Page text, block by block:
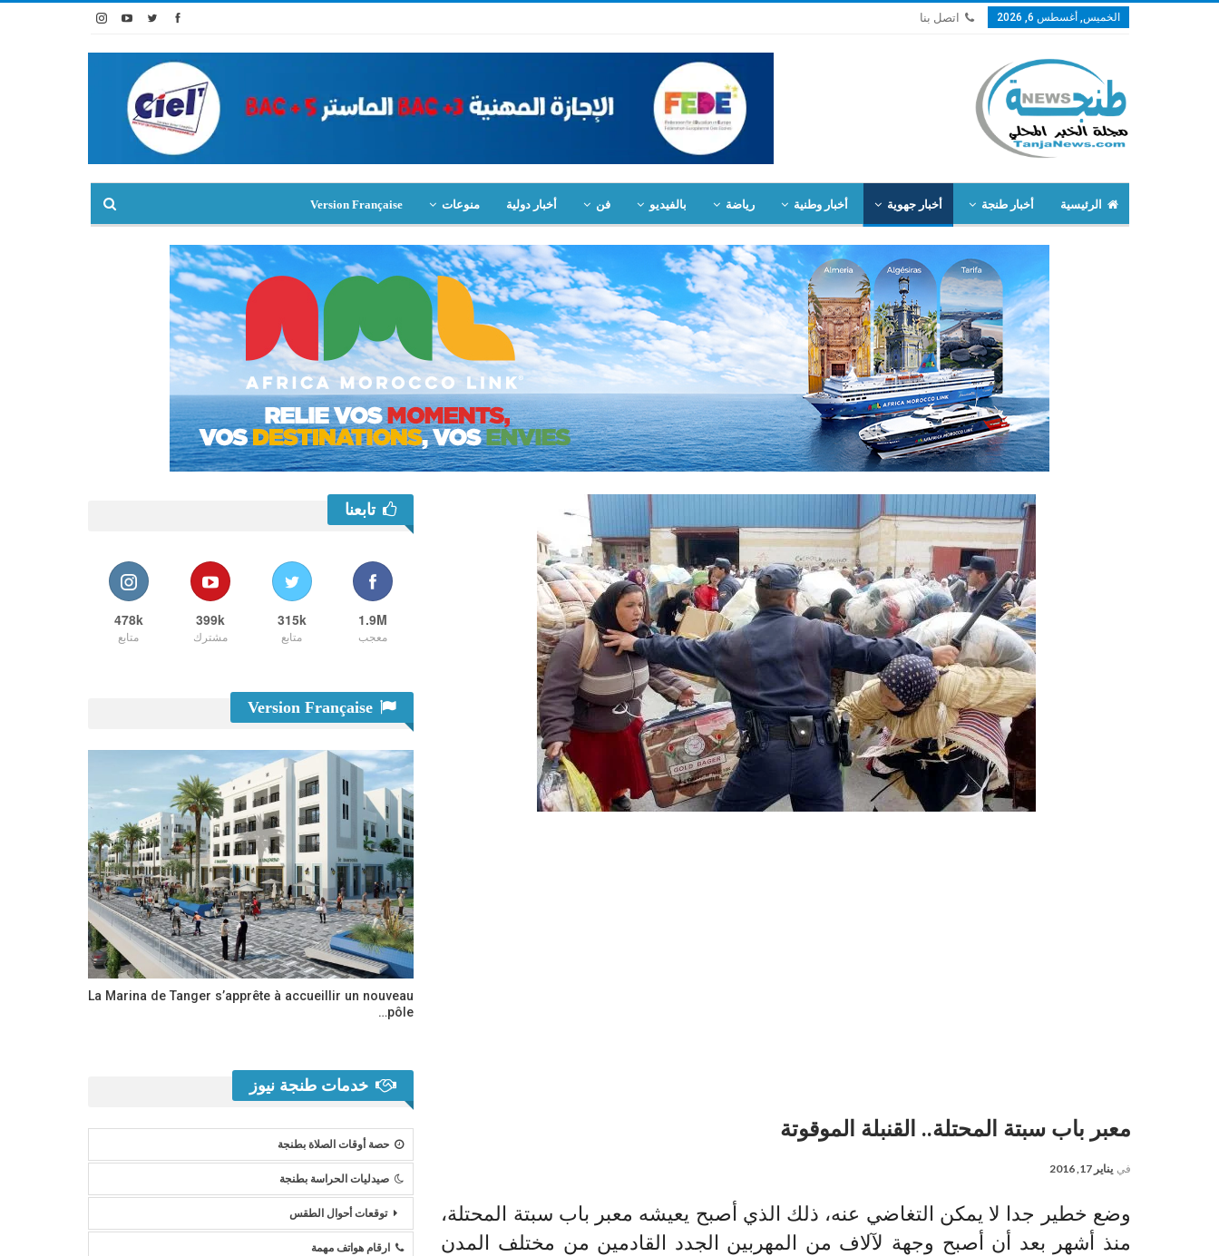
الخميس, أغسطس 6, 2026 اتصل بنا
الرئيسية أخبار طنجة أخبار جهوية أخبار وطنية رياضة بالفيديو فن أخبار دولية منوعات Version Française
معبر باب سبتة المحتلة.. القنبلة الموقوتة
في يناير 17, 2016
وضع خطير جدا لا يمكن التغاضي عنه، ذلك الذي أصبح يعيشه معبر باب سبتة المحتلة،
منذ أشهر بعد أن أصبح وجهة لآلاف من المهربين الجدد القادمين من مختلف المدن
تابعنا
1.9M
معجب
315k
متابع
399k
مشترك
478k
متابع
La Marina de Tanger s’apprête à accueillir un nouveau
pôle…
خدمات طنجة نيوز
حصة أوقات الصلاة بطنجة
صيدليات الحراسة بطنجة
توقعات أحوال الطقس
ارقام هواتف مهمة